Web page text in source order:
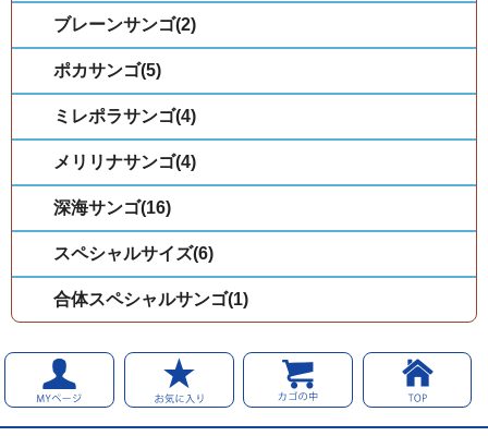
ブレーンサンゴ(2)
ポカサンゴ(5)
ミレポラサンゴ(4)
メリリナサンゴ(4)
深海サンゴ(16)
スペシャルサイズ(6)
合体スペシャルサンゴ(1)